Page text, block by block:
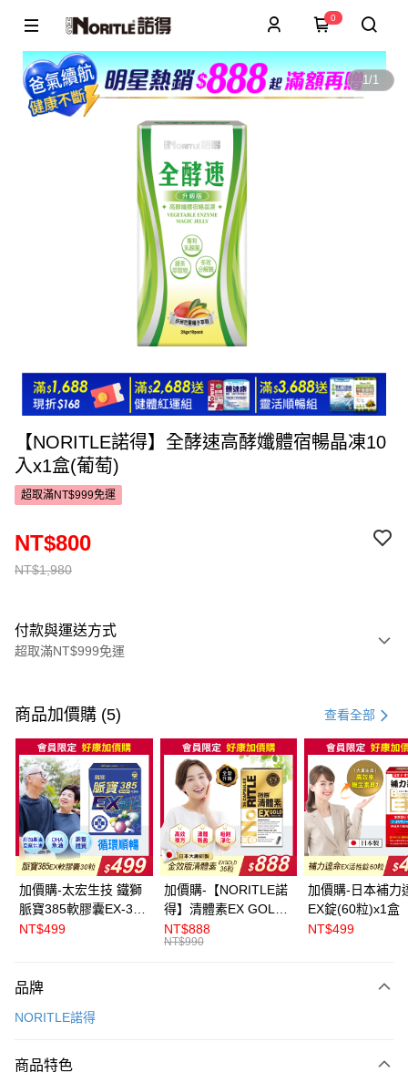
0
1/1
【NORITLE諾得】全酵速高酵孅體宿暢晶凍10
入x1盒(葡萄)
超取滿NT$999免運
NT$1,980
NT$800
付款與運送方式
超取滿NT$999免運
信用卡一次付款
超商取貨付款
LINE Pay
Apple Pay
悠遊付
ATM付款
運送方式
每筆NT$60，滿NT$999(含以上)免運費
付款後全家取貨
萊爾富取貨付款
商品加價購 (5) 查看全部
加價購-太宏生技 鐵獅
脈寶385軟膠囊EX-30
粒x1盒
NT$499
加價購-【NORITLE諾
得】清體素EX GOLD
膠囊36粒x1盒
NT$888
NT$990
加價購-日本補力
EX錠(60粒)x1盒
NT$499
品牌
NORITLE諾得
商品特色